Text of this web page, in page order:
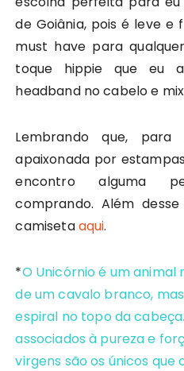
de Goiânia, pois é leve e
must have para
toque hippie que eu
headband no cabelo e
Lembrando que,
apaixonada por
encontro alguma
comprando. Além
camisetaaqui.
*O Unicórnio é um
de um cavalo branco,
espiral no topo da
associados à pureza e
virgens são os únicos